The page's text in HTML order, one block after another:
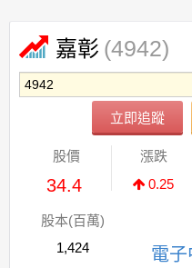
嘉彰 (4942)
立即追蹤
股價
34.4
漲跌
0.25
股本(百萬)
1,424
電